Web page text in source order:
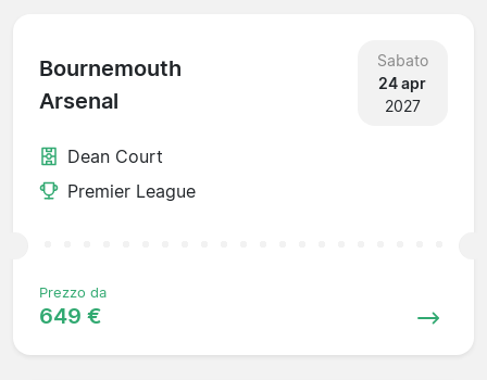
Bournemouth
Arsenal
Sabato
24 apr
2027
Dean Court
Premier League
Prezzo da
649 €